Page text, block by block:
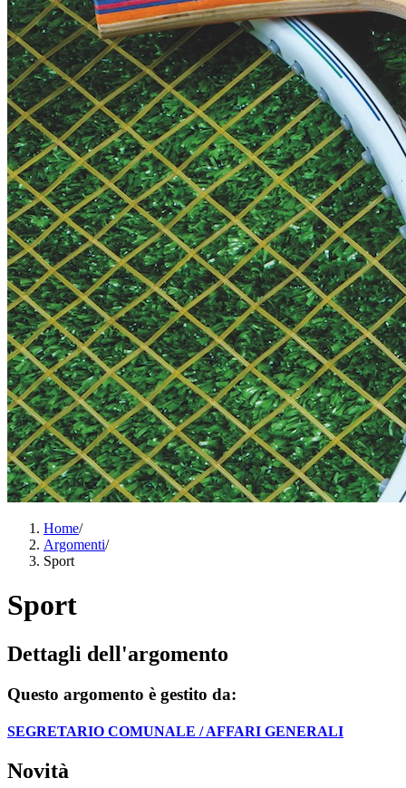
Home/
Argomenti/
Sport
Sport
Dettagli dell'argomento
Questo argomento è gestito da:
SEGRETARIO COMUNALE / AFFARI GENERALI
Novità